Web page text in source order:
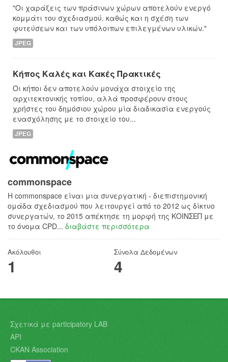
"Οι χαράξεις των πράσινων χώρων αποτελούν ενεργό
κομμάτι του σχεδιασμού. καθώς και η σχέση των
φυτεύσεων και των υπόλοιπων επιλεγμένων υλικών."
JPEG
Κήπος Καλές και Κακές Πρακτικές
Οι κήποι δεν αποτελούν μονάχα στοιχείο της
αρχιτεκτονικής τοπίου, αλλά προσφέρουν στους
χρήστες του δημόσιου χώρου μία διαδικασία ενεργούς
ενασχόλησης με το στοιχείο του...
JPEG
commonspace
H commonspace είναι μια συνεργατική - διεπιστημονική
ομάδα σχεδιασμού που λειτουργεί από το 2012 ως δίκτυο
συνεργατών, το 2015 απέκτησε τη μορφή της ΚΟΙΝΣΕΠ με
το όνομα CPD... διαβάστε περισσότερα
Ακόλουθοι
1
Σύνολα Δεδομένων
4
Σχετικά με participatory LAB
API
CKAN Association